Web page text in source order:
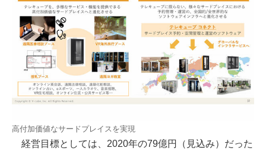
高付加価値なサードプレイスを実現
経営目標としては、2020年の79億円（見込み）だった